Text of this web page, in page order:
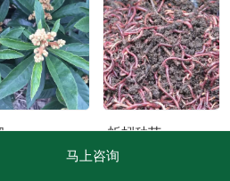
蚯蚓种苗
马上咨询